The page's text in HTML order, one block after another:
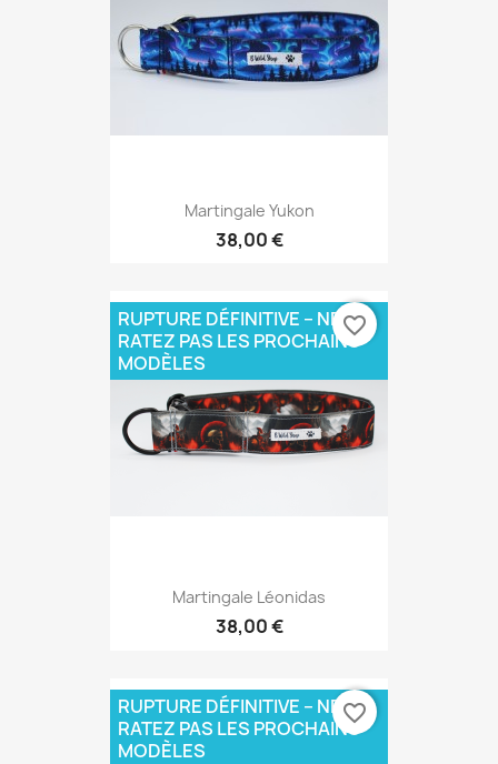
Martingale Yukon
38,00 €
Martingale Léonidas
38,00 €
RUPTURE DÉFINITIVE – NE
RATEZ PAS LES PROCHAINS
MODÈLES
favorite_border
RUPTURE DÉFINITIVE – NE
RATEZ PAS LES PROCHAINS
MODÈLES
favorite_border